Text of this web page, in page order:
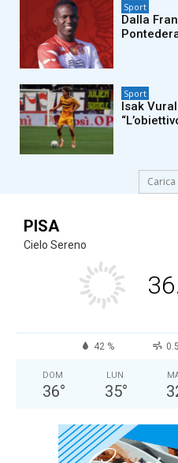
Sport
Dalla
Sport
Isak
PISA
Cielo Sereno
42 %
DOM
36°
LUN
35°